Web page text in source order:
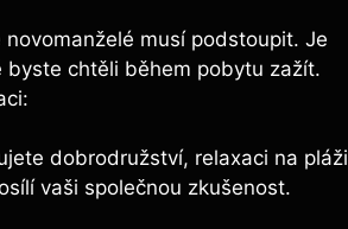
musí podstoupit. Je
chtěli během pobytu zažít.
dobrodružství, relaxaci na pláži
vaši společnou zkušenost.